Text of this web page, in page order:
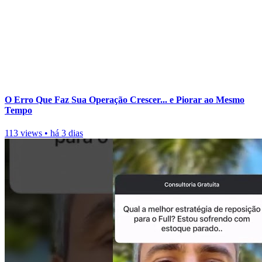
O Erro Que Faz Sua Operação Crescer... e Piorar ao Mesmo
Tempo
113 views • há 3 dias